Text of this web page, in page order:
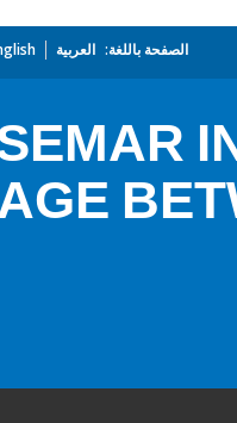
الصفحة باللغة: العربية